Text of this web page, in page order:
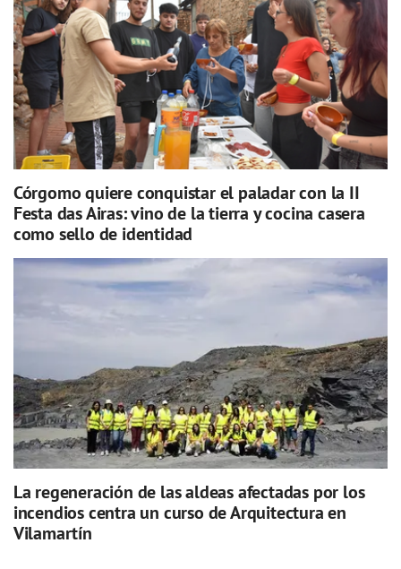
Córgomo quiere conquistar el paladar con la II
Festa das Airas: vino de la tierra y cocina casera
como sello de identidad
La regeneración de las aldeas afectadas por los
incendios centra un curso de Arquitectura en
Vilamartín